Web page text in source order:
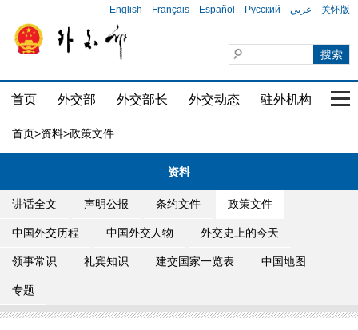
English Français Español Русский عربي 关怀版
首页 外交部 外交部长 外交动态 驻外机构 国
首页>资料>政策文件
资料
讲话全文 声明公报 条约文件 政策文件
中国外交历程 中国外交人物 外交史上的今天
领事常识 礼宾知识 建交国家一览表 中国地图
专题